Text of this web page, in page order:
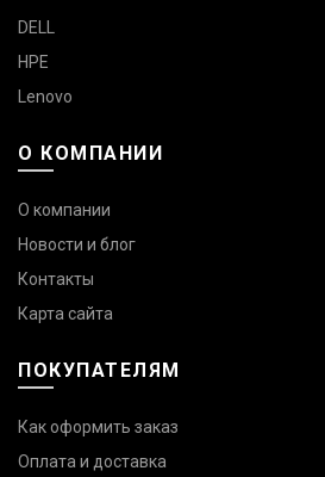
DELL
HPE
Lenovo
О КОМПАНИИ
О компании
Новости и блог
Контакты
Карта сайта
ПОКУПАТЕЛЯМ
Как оформить заказ
Оплата и доставка